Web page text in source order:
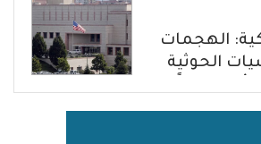
التهديد
الهجمات
الحوثية